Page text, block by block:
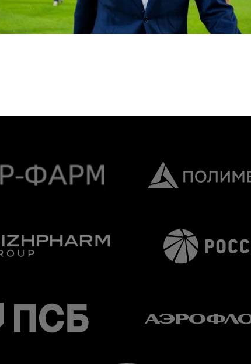
Дмитрий Игдисамов о формировании тренерского штаба
1 ИЮНЯ 2026 16:57